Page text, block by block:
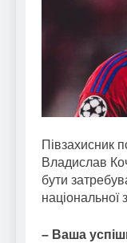
Півзахисник
Владислав
бути
національної
– Ваша